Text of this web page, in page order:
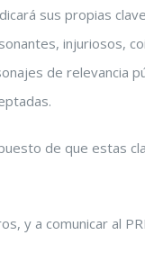
sus propias
injuriosos,
de relevancia
de que estas
y a comunicar al